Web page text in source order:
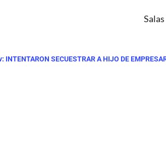
INTENTARON SECUESTRAR A HIJO DE